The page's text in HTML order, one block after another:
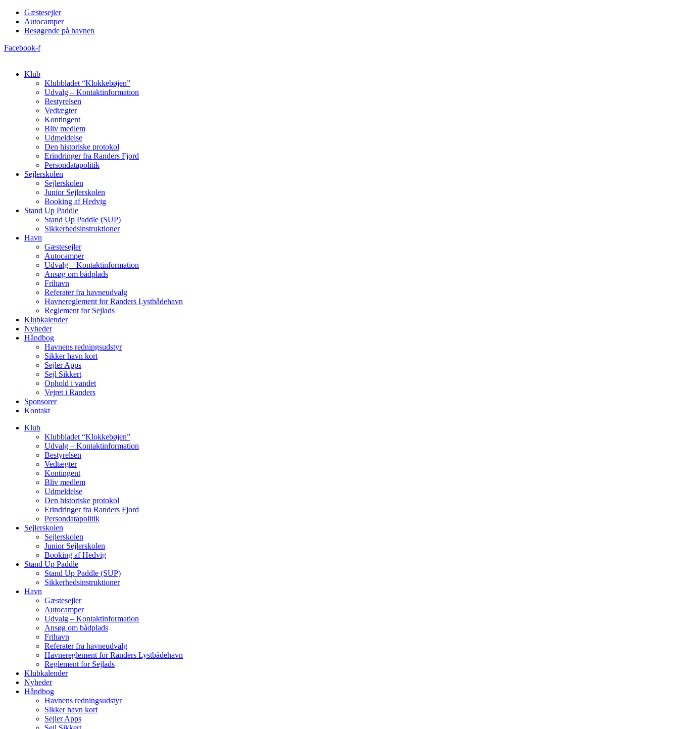
Videre
indhold
Gæstesejler
Autocamper
Besøgende på havnen
Facebook-f
Klub
Klubbladet “Klokkebøjen”
Udvalg – Kontaktinformation
Bestyrelsen
Vedtægter
Kontingent
Bliv medlem
Udmeldelse
Den historiske protokol
Erindringer fra Randers Fjord
Persondatapolitik
Sejlerskolen
Sejlerskolen
Junior Sejlerskolen
Booking af Hedvig
Stand Up Paddle
Stand Up Paddle (SUP)
Sikkerhedsinstruktioner
Havn
Gæstesejler
Autocamper
Udvalg – Kontaktinformation
Ansøg om bådplads
Frihavn
Referater fra havneudvalg
Havnereglement for Randers Lystbådehavn
Reglement for Sejlads
Klubkalender
Nyheder
Håndbog
Havnens redningsudstyr
Sikker havn kort
Sejler Apps
Sejl Sikkert
Ophold i vandet
Vejret i Randers
Sponsorer
Kontakt
Klub
Klubbladet “Klokkebøjen”
Udvalg – Kontaktinformation
Bestyrelsen
Vedtægter
Kontingent
Bliv medlem
Udmeldelse
Den historiske protokol
Erindringer fra Randers Fjord
Persondatapolitik
Sejlerskolen
Sejlerskolen
Junior Sejlerskolen
Booking af Hedvig
Stand Up Paddle
Stand Up Paddle (SUP)
Sikkerhedsinstruktioner
Havn
Gæstesejler
Autocamper
Udvalg – Kontaktinformation
Ansøg om bådplads
Frihavn
Referater fra havneudvalg
Havnereglement for Randers Lystbådehavn
Reglement for Sejlads
Klubkalender
Nyheder
Håndbog
Havnens redningsudstyr
Sikker havn kort
Sejler Apps